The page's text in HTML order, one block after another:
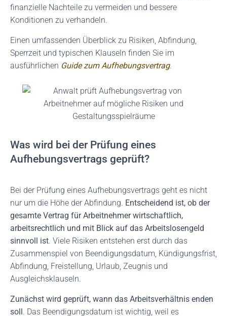
finanzielle Nachteile zu vermeiden und bessere
Konditionen zu verhandeln.
Einen umfassenden Überblick zu Risiken, Abfindung,
Sperrzeit und typischen Klauseln finden Sie im
ausführlichen Guide zum Aufhebungsvertrag.
Was wird bei der Prüfung eines
Aufhebungsvertrags geprüft?
Bei der Prüfung eines Aufhebungsvertrags geht es nicht
nur um die Höhe der Abfindung. Entscheidend ist, ob der
gesamte Vertrag für Arbeitnehmer wirtschaftlich,
arbeitsrechtlich und mit Blick auf das Arbeitslosengeld
sinnvoll ist. Viele Risiken entstehen erst durch das
Zusammenspiel von Beendigungsdatum, Kündigungsfrist,
Abfindung, Freistellung, Urlaub, Zeugnis und
Ausgleichsklauseln.
Zunächst wird geprüft, wann das Arbeitsverhältnis enden
soll. Das Beendigungsdatum ist wichtig, weil es